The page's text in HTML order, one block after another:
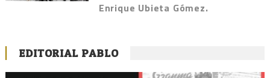
Enrique Ubieta Gómez.
EDITORIAL PABLO